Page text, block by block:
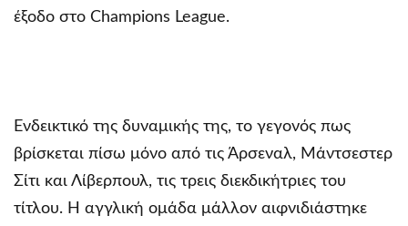
έξοδο στο Champions League.
Ενδεικτικό της δυναμικής της, το γεγονός πως
βρίσκεται πίσω μόνο από τις Άρσεναλ, Μάντσεστερ
Σίτι και Λίβερπουλ, τις τρεις διεκδικήτριες του
τίτλου. Η αγγλική ομάδα μάλλον αιφνιδιάστηκε